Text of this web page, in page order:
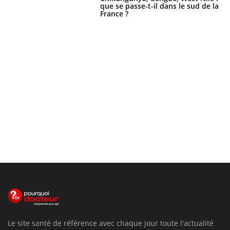
que se passe-t-il dans le sud de la
France ?
Le site santé de référence avec chaque jour toute l'actualité